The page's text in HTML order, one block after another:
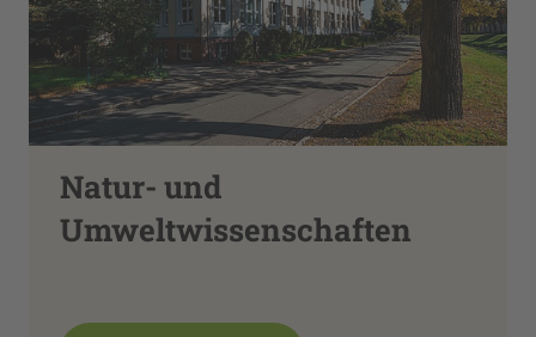
Natur- und
Umweltwissenschaften